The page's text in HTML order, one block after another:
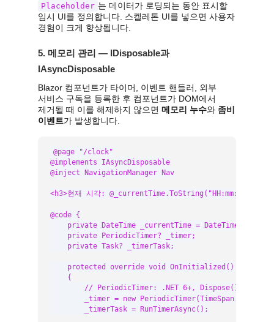
Placeholder 는 데이터가 로딩되는 동안 표시할
임시 UI를 정의합니다. 스켈레톤 UI를 넣으면 사용자
경험이 크게 향상됩니다.
5. 메모리 관리 — IDisposable과
IAsyncDisposable
Blazor 컴포넌트가 타이머, 이벤트 핸들러, 외부
서비스 구독을 등록한 후 컴포넌트가 DOM에서
제거될 때 이를 해제하지 않으면 메모리 누수와 좀비
이벤트가 발생합니다.
@page "/clock"
@implements IAsyncDisposable
@inject NavigationManager Nav
<h3>현재 시각: @_currentTime.ToString("HH:mm:ss")</
@code {
    private DateTime _currentTime = DateTime.Now;
    private PeriodicTimer? _timer;
    private Task? _timerTask;
    protected override void OnInitialized()
    {
// PeriodicTimer: .NET 6+, Dispose()로 안전하
_timer = new
        _timerTask = RunTimerAsync();